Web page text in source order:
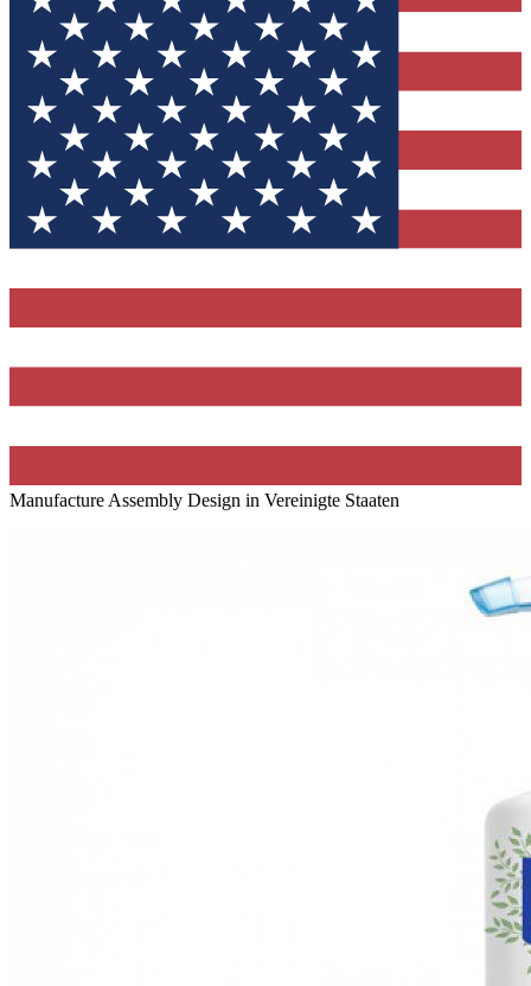
Manufacture Assembly Design in Vereinigte Staaten